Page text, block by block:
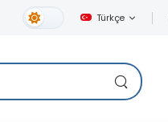
Gündüz Tema Türkçe